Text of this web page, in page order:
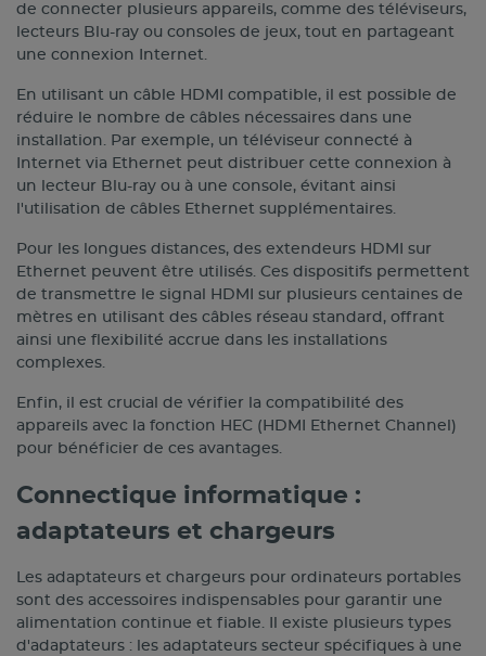
de connecter plusieurs appareils, comme des téléviseurs,
lecteurs Blu-ray ou consoles de jeux, tout en partageant
une connexion Internet.
En utilisant un câble HDMI compatible, il est possible de
réduire le nombre de câbles nécessaires dans une
installation. Par exemple, un téléviseur connecté à
Internet via Ethernet peut distribuer cette connexion à
un lecteur Blu-ray ou à une console, évitant ainsi
l'utilisation de câbles Ethernet supplémentaires.
Pour les longues distances, des extendeurs HDMI sur
Ethernet peuvent être utilisés. Ces dispositifs permettent
de transmettre le signal HDMI sur plusieurs centaines de
mètres en utilisant des câbles réseau standard, offrant
ainsi une flexibilité accrue dans les installations
complexes.
Enfin, il est crucial de vérifier la compatibilité des
appareils avec la fonction HEC (HDMI Ethernet Channel)
pour bénéficier de ces avantages.
Connectique informatique :
adaptateurs et chargeurs
Les adaptateurs et chargeurs pour ordinateurs portables
sont des accessoires indispensables pour garantir une
alimentation continue et fiable. Il existe plusieurs types
d'adaptateurs : les adaptateurs secteur spécifiques à une